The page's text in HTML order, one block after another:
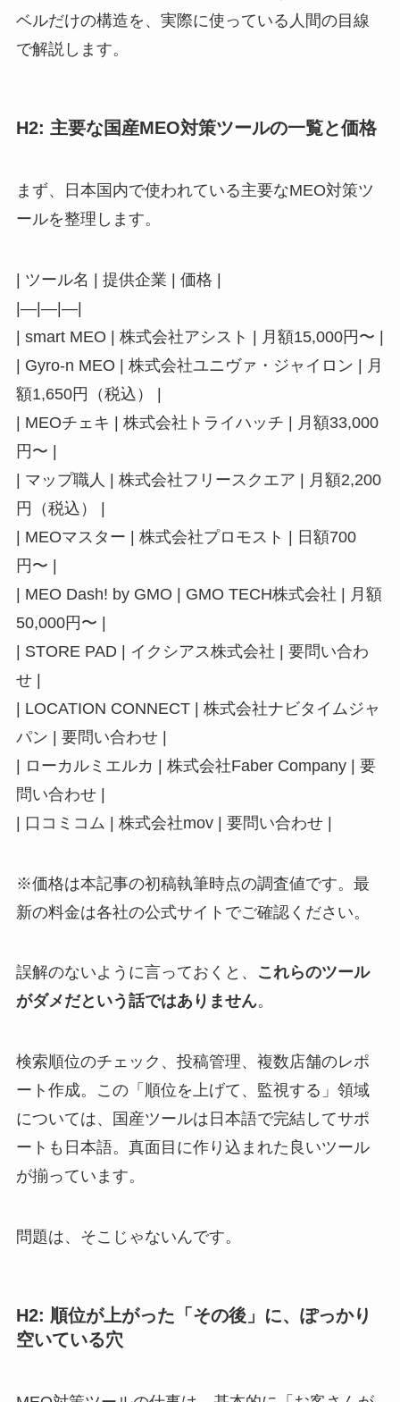
ベルだけの構造を、実際に使っている人間の目線
で解説します。
H2: 主要な国産MEO対策ツールの一覧と価格
まず、日本国内で使われている主要なMEO対策ツ
ールを整理します。
| ツール名 | 提供企業 | 価格 |
|—|—|—|
| smart MEO | 株式会社アシスト | 月額15,000円〜 |
| Gyro-n MEO | 株式会社ユニヴァ・ジャイロン | 月
額1,650円（税込） |
| MEOチェキ | 株式会社トライハッチ | 月額33,000
円〜 |
| マップ職人 | 株式会社フリースクエア | 月額2,200
円（税込） |
| MEOマスター | 株式会社プロモスト | 日額700
円〜 |
| MEO Dash! by GMO | GMO TECH株式会社 | 月額
50,000円〜 |
| STORE PAD | イクシアス株式会社 | 要問い合わ
せ |
| LOCATION CONNECT | 株式会社ナビタイムジャ
パン | 要問い合わせ |
| ローカルミエルカ | 株式会社Faber Company | 要
問い合わせ |
| 口コミコム | 株式会社mov | 要問い合わせ |
※価格は本記事の初稿執筆時点の調査値です。最
新の料金は各社の公式サイトでご確認ください。
誤解のないように言っておくと、
これらのツール
がダメだという話ではありません。
検索順位のチェック、投稿管理、複数店舗のレポ
ート作成。この「順位を上げて、監視する」領域
については、国産ツールは日本語で完結してサポ
ートも日本語。真面目に作り込まれた良いツール
が揃っています。
問題は、そこじゃないんです。
H2: 順位が上がった「その後」に、ぽっかり
空いている穴